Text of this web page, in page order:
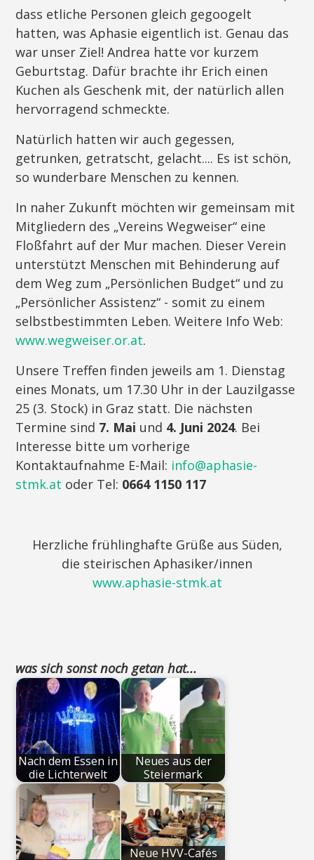
dass etliche Personen gleich gegoogelt
hatten, was Aphasie eigentlich ist. Genau das
war unser Ziel! Andrea hatte vor kurzem
Geburtstag. Dafür brachte ihr Erich einen
Kuchen als Geschenk mit, der natürlich allen
hervorragend schmeckte.
Natürlich hatten wir auch gegessen,
getrunken, getratscht, gelacht.... Es ist schön,
so wunderbare Menschen zu kennen.
In naher Zukunft möchten wir gemeinsam mit
Mitgliedern des „Vereins Wegweiser“ eine
Floßfahrt auf der Mur machen. Dieser Verein
unterstützt Menschen mit Behinderung auf
dem Weg zum „Persönlichen Budget“ und zu
„Persönlicher Assistenz“ - somit zu einem
selbstbestimmten Leben. Weitere Info Web:
www.wegweiser.or.at.
Unsere Treffen finden jeweils am 1. Dienstag
eines Monats, um 17.30 Uhr in der Lauzilgasse
25 (3. Stock) in Graz statt. Die nächsten
Termine sind 7. Mai und 4. Juni 2024. Bei
Interesse bitte um vorherige
Kontaktaufnahme E-Mail: info@aphasie-
stmk.at oder Tel: 0664 1150 117
Herzliche frühlinghafte Grüße aus Süden,
die steirischen Aphasiker/innen
www.aphasie-stmk.at
was sich sonst noch getan hat...
Nach dem Essen in
die Lichterwelt
Neues aus der
Steiermark
Neue HVV-Cafés